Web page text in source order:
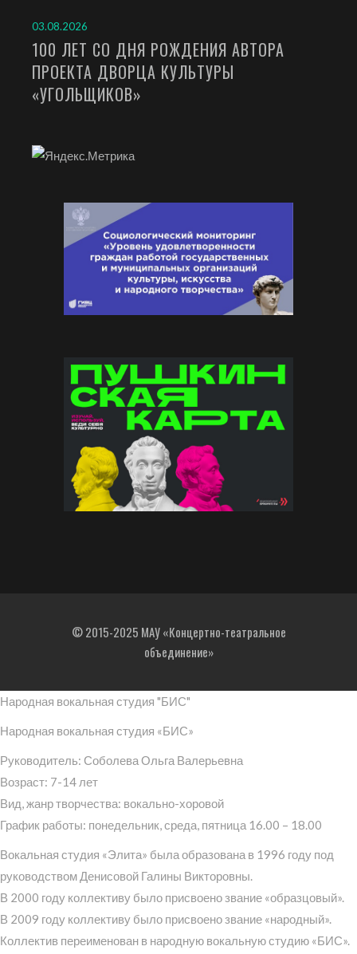
03.08.2026
100 ЛЕТ СО ДНЯ РОЖДЕНИЯ АВТОРА
ПРОЕКТА ДВОРЦА КУЛЬТУРЫ
«УГОЛЬЩИКОВ»
© 2015-2025 МАУ «Концертно-театральное
объединение»
Народная вокальная студия "БИС"
Народная вокальная студия «БИС»
Руководитель: Соболева Ольга Валерьевна
Возраст: 7-14 лет
Вид, жанр творчества: вокально-хоровой
График работы: понедельник, среда, пятница 16.00 – 18.00
Вокальная студия «Элита» была образована в 1996 году под
руководством Денисовой Галины Викторовны.
В 2000 году коллективу было присвоено звание «образцовый».
В 2009 году коллективу было присвоено звание «народный».
Коллектив переименован в народную вокальную студию «БИС».